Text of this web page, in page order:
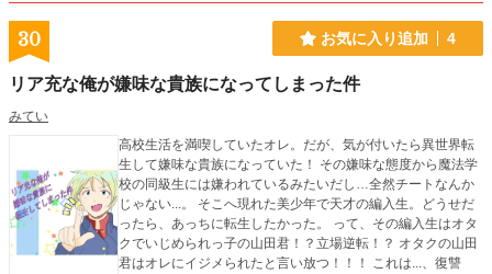
30 お気に入り追加 4
リア充な俺が嫌味な貴族になってしまった件
みてい
高校生活を満喫していたオレ。だが、気が付いたら異世界転
生して嫌味な貴族になっていた！ その嫌味な態度から魔法学
校の同級生には嫌われているみたいだし…全然チートなんか
じゃない...。 そこへ現れた美少年で天才の編入生。どうせだ
ったら、あっちに転生したかった。 って、その編入生はオタ
クでいじめられっ子の山田君！？立場逆転！？ オタクの山田
君はオレにイジメられたと言い放つ！！！ これは...、復讐